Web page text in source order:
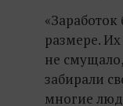
размере.
не
забирали
многие